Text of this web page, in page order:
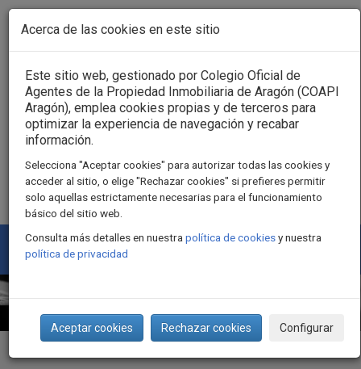
Pasar al contenido principal
Acceso usuarios
Acerca de las cookies en este sitio
Este sitio web, gestionado por Colegio Oficial de
Agentes de la Propiedad Inmobiliaria de Aragón (COAPI
Aragón), emplea cookies propias y de terceros para
optimizar la experiencia de navegación y recabar
información.
Selecciona "Aceptar cookies" para autorizar todas las cookies y
acceder al sitio, o elige "Rechazar cookies" si prefieres permitir
solo aquellas estrictamente necesarias para el funcionamiento
básico del sitio web.
Consulta más detalles en nuestra política de cookiesy nuestra
política de privacidad
Aceptar cookies Rechazar cookies Configurar